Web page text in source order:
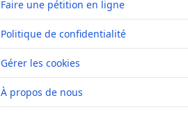
Faire une pétition en ligne
Politique de confidentialité
Gérer les cookies
À propos de nous